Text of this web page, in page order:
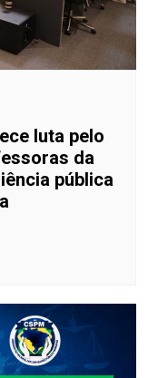
luta pelo
da
pública